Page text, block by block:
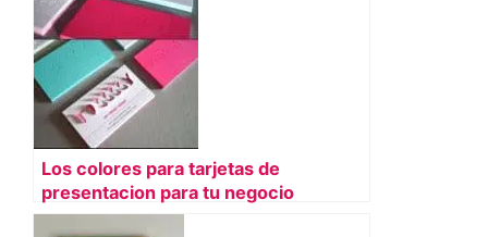
Los colores para tarjetas de
presentacion para tu negocio